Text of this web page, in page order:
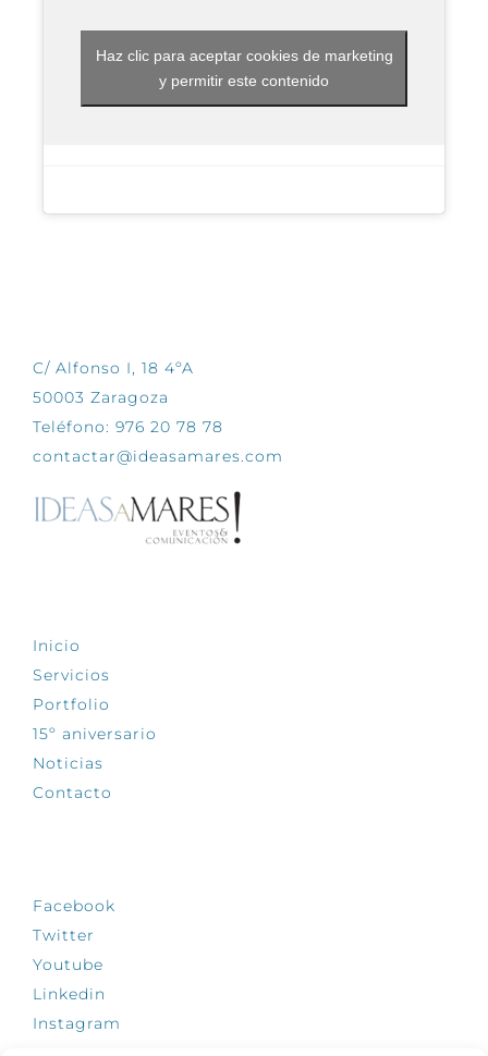
Haz clic para aceptar cookies de marketing
y permitir este contenido
C/ Alfonso I, 18 4ºA
50003 Zaragoza
Teléfono: 976 20 78 78
contactar@ideasamares.com
Inicio
Servicios
Portfolio
15º aniversario
Noticias
Contacto
Facebook
Twitter
Youtube
Linkedin
Instagram